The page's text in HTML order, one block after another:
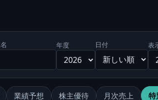
年度 日付 表
業績予想 株主優待 月次売上 特